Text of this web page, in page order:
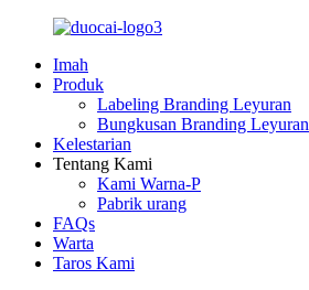
Imah
Produk
Labeling Branding Leyuran
Bungkusan Branding Leyuran
Kelestarian
Tentang Kami
Kami Warna-P
Pabrik urang
FAQs
Warta
Taros Kami